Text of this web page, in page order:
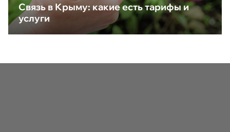
Связь в Крыму: какие есть тарифы и
услуги